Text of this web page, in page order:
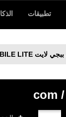
تطبيقات